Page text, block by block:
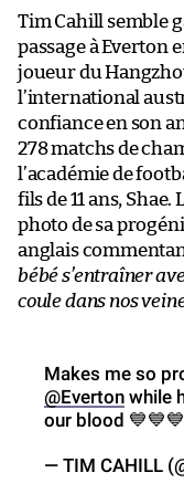
Tim Cahill semble
passage à Everton
joueur du
l’international
confiance en son
278 matchs de
l’académie de
fils de 11 ans,
photo de sa
anglais
bébé s’entraîner
coule dans nos
Makes me so
@Everton while
our blood 💙💙💙
— TIM CAHILL